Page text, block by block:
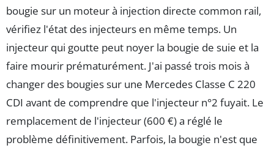
bougie sur un moteur à injection directe common rail,
vérifiez l'état des injecteurs en même temps. Un
injecteur qui goutte peut noyer la bougie de suie et la
faire mourir prématurément. J'ai passé trois mois à
changer des bougies sur une Mercedes Classe C 220
CDI avant de comprendre que l'injecteur n°2 fuyait. Le
remplacement de l'injecteur (600 €) a réglé le
problème définitivement. Parfois, la bougie n'est que